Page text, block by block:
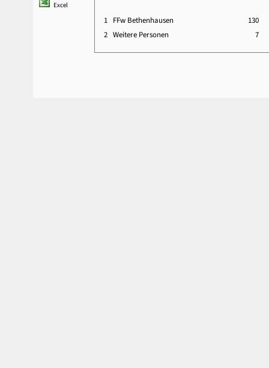
Excel
1 FFw Bethenhausen
130
2 Weitere Personen 7